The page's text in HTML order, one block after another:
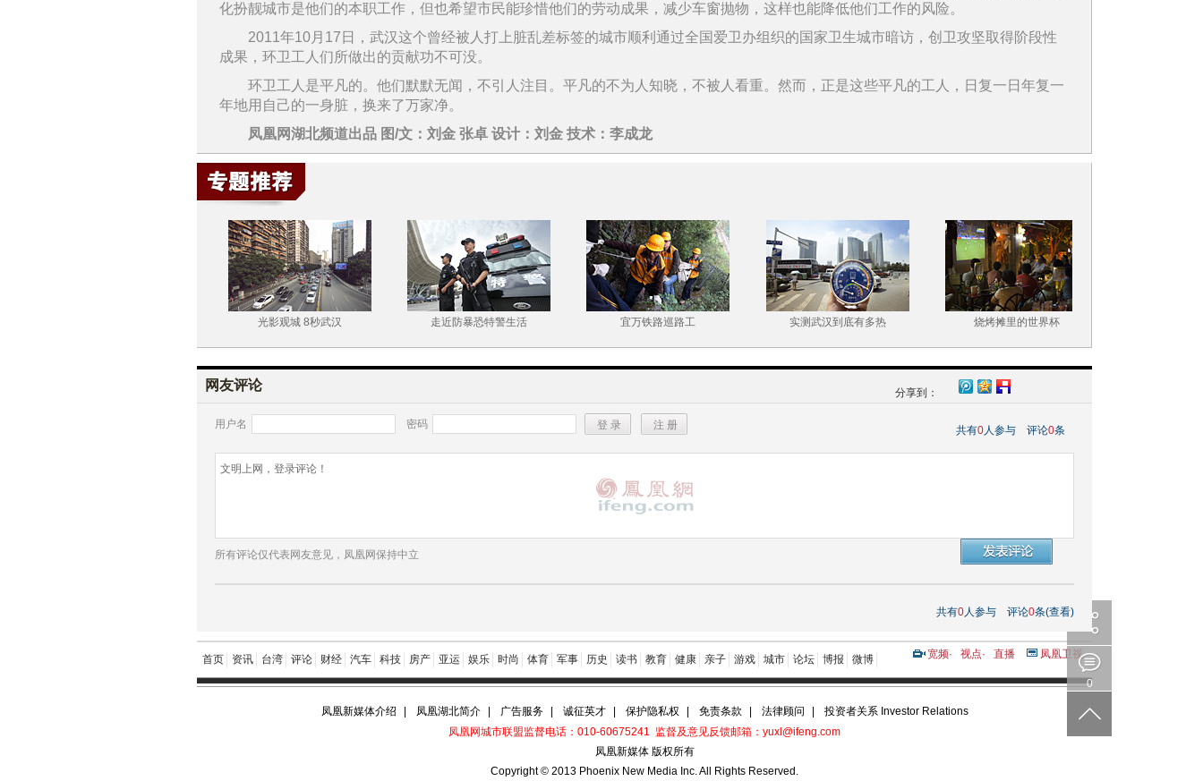
0
化扮靓城市是他们的本职工作，但也希望市民能珍惜他们的劳动成果，减少车窗抛物，这样也能降低他们工作的风险。
2011年10月17日，武汉这个曾经被人打上脏乱差标签的城市顺利通过全国爱卫办组织的国家卫生城市暗访，创卫攻坚取得阶段性
成果，环卫工人们所做出的贡献功不可没。
环卫工人是平凡的。他们默默无闻，不引人注目。平凡的不为人知晓，不被人看重。然而，正是这些平凡的工人，日复一日年复一
年地用自己的一身脏，换来了万家净。
凤凰网湖北频道出品 图/文：刘金 张卓 设计：刘金 技术：李成龙
光影观城 8秒武汉 走近防暴恐特警生活 宜万铁路巡路工 实测武汉到底有多热 烧烤摊里的世界杯
网友评论 分享到：
共有0人参与 评论0条
用户名 密码
所有评论仅代表网友意见，凤凰网保持中立
共有0人参与 评论0条(查看)
首页 资讯 台湾 评论 财经 汽车 科技 房产 亚运 娱乐 时尚 体育 军事 历史 读书 教育 健康 亲子 游戏 城市 论坛 博报 微博 宽频· 视点· 直播 凤凰卫视
凤凰新媒体介绍 凤凰湖北简介 广告服务 诚征英才 保护隐私权 免责条款 法律顾问
投资者关系 Investor Relations
凤凰网城市联盟监督电话：010-60675241 监督及意见反馈邮箱：yuxl@ifeng.com
凤凰新媒体 版权所有
Copyright © 2013 Phoenix New Media Inc. All Rights Reserved.